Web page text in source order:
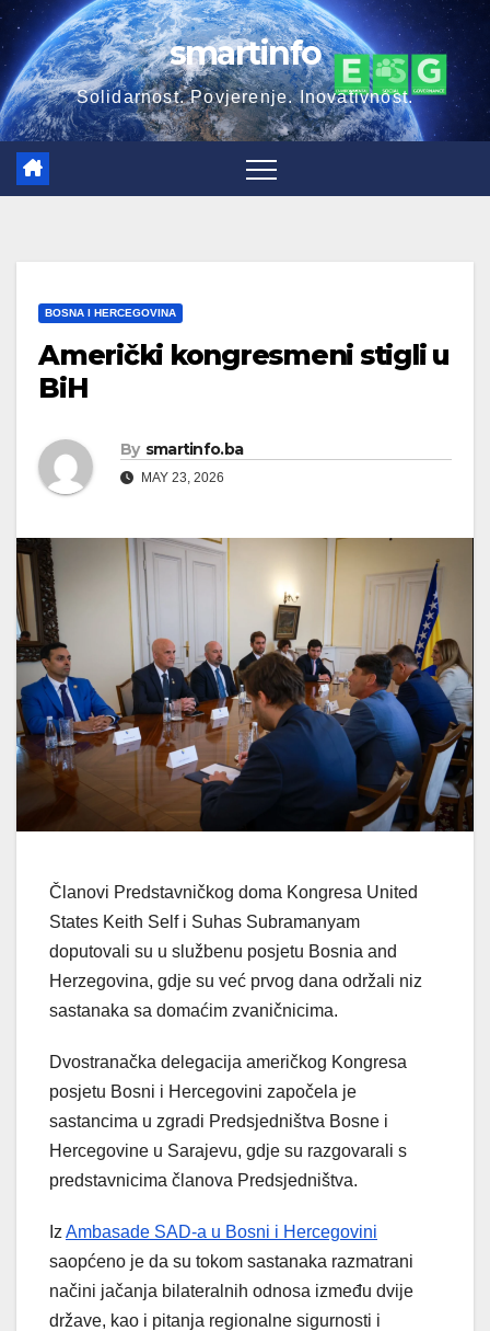
Skip
to
content
smartinfo
Solidarnost. Povjerenje. Inovativnost.
BOSNA I HERCEGOVINA
Američki kongresmeni stigli u
BiH
By smartinfo.ba
MAY 23, 2026
Članovi Predstavničkog doma Kongresa United
States Keith Self i Suhas Subramanyam
doputovali su u službenu posjetu Bosnia and
Herzegovina, gdje su već prvog dana održali niz
sastanaka sa domaćim zvaničnicima.
Dvostranačka delegacija američkog Kongresa
posjetu Bosni i Hercegovini započela je
sastancima u zgradi Predsjedništva Bosne i
Hercegovine u Sarajevu, gdje su razgovarali s
predstavnicima članova Predsjedništva.
Iz Ambasade SAD-a u Bosni i Hercegovini
saopćeno je da su tokom sastanaka razmatrani
načini jačanja bilateralnih odnosa između dvije
države, kao i pitanja regionalne sigurnosti i